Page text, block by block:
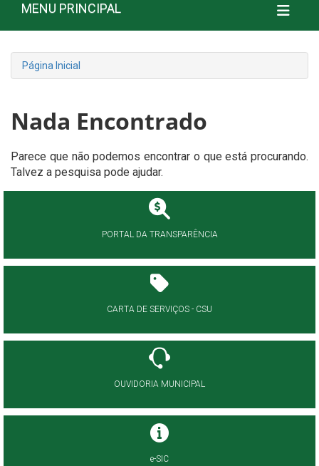
MENU PRINCIPAL
Página Inicial
Nada Encontrado
Parece que não podemos encontrar o que está procurando.
Talvez a pesquisa pode ajudar.
PORTAL DA TRANSPARÊNCIA
CARTA DE SERVIÇOS - CSU
OUVIDORIA MUNICIPAL
e-SIC